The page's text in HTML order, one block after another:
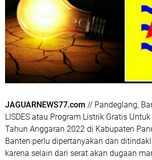
JAGUARNEWS77.com // Pandeglang,
LISDES atau Program Listrik Gratis
Tahun Anggaran 2022 di Kabupaten
Banten perlu dipertanyakan dan
karena selain dari serat akan dugaan